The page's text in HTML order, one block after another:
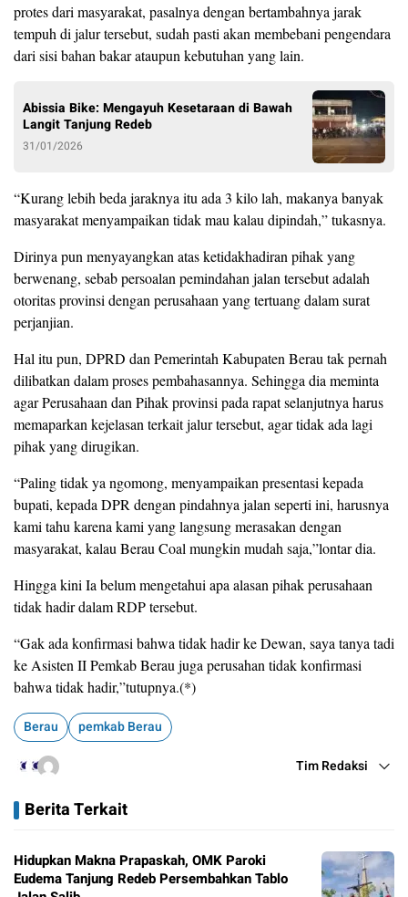
protes dari masyarakat, pasalnya dengan bertambahnya jarak
tempuh di jalur tersebut, sudah pasti akan membebani pengendara
dari sisi bahan bakar ataupun kebutuhan yang lain.
Abissia Bike: Mengayuh Kesetaraan di Bawah
Langit Tanjung Redeb
31/01/2026
“Kurang lebih beda jaraknya itu ada 3 kilo lah, makanya banyak
masyarakat menyampaikan tidak mau kalau dipindah,” tukasnya.
Dirinya pun menyayangkan atas ketidakhadiran pihak yang
berwenang, sebab persoalan pemindahan jalan tersebut adalah
otoritas provinsi dengan perusahaan yang tertuang dalam surat
perjanjian.
Hal itu pun, DPRD dan Pemerintah Kabupaten Berau tak pernah
dilibatkan dalam proses pembahasannya. Sehingga dia meminta
agar Perusahaan dan Pihak provinsi pada rapat selanjutnya harus
memaparkan kejelasan terkait jalur tersebut, agar tidak ada lagi
pihak yang dirugikan.
“Paling tidak ya ngomong, menyampaikan presentasi kepada
bupati, kepada DPR dengan pindahnya jalan seperti ini, harusnya
kami tahu karena kami yang langsung merasakan dengan
masyarakat, kalau Berau Coal mungkin mudah saja,”lontar dia.
Hingga kini Ia belum mengetahui apa alasan pihak perusahaan
tidak hadir dalam RDP tersebut.
“Gak ada konfirmasi bahwa tidak hadir ke Dewan, saya tanya tadi
ke Asisten II Pemkab Berau juga perusahan tidak konfirmasi
bahwa tidak hadir,”tutupnya.(*)
Berau pemkab Berau
Tim Redaksi
Berita Terkait
Hidupkan Makna Prapaskah, OMK Paroki
Eudema Tanjung Redeb Persembahkan Tablo